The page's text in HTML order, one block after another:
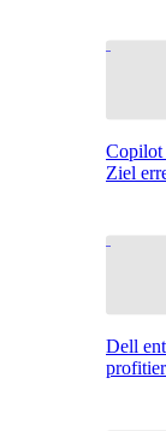
Copilot
Ziel
Dell